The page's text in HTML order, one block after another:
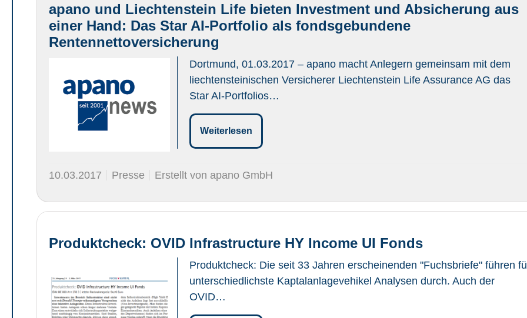
apano und Liechtenstein Life bieten Investment und Absicherung aus
einer Hand: Das Star AI-Portfolio als fondsgebundene
Rentennettoversicherung
Dortmund, 01.03.2017 – apano macht Anlegern gemeinsam mit dem
liechtensteinischen Versicherer Liechtenstein Life Assurance AG das
Star AI-Portfolios…
Weiterlesen
10.03.2017 Presse Erstellt von apano GmbH
Produktcheck: OVID Infrastructure HY Income UI Fonds
Produktcheck: Die seit 33 Jahren erscheinenden "Fuchsbriefe" führen
unterschiedlichste Kaptalanlagevehikel Analysen durch. Auch der
OVID…